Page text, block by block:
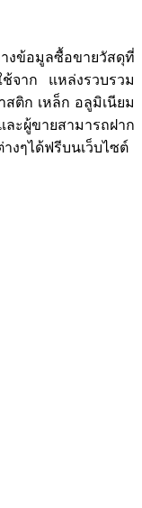
งข้อมูลซื้อขายวัสดุที่
จาก แหล่งรวบรวม
สติก เหล็ก อลูมิเนียม
ะผู้ขายสามารถฝาก
งๆได้ฟรีบนเว็บไซต์